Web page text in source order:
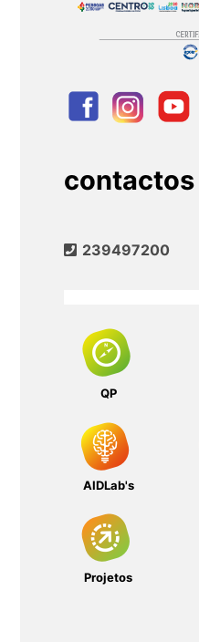
contactos
239497200
QP
AIDLab's
Projetos